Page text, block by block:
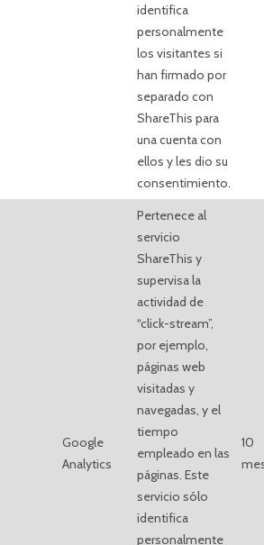
identifica
personalmente
los visitantes si
han firmado por
separado con
ShareThis para
una cuenta con
ellos y les dio su
consentimiento.
Google
Analytics
Pertenece al
servicio
ShareThis y
supervisa la
actividad de
“click-stream”,
por ejemplo,
páginas web
visitadas y
navegadas, y el
tiempo
empleado en las
páginas. Este
servicio sólo
identifica
personalmente
10